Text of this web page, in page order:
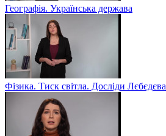
Географія. Українська держава
Фізика. Тиск світла. Досліди Лєбєдєва